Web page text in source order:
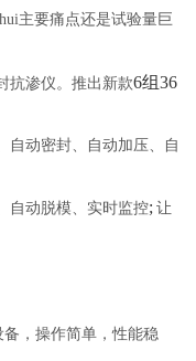
主要痛点还是试验量巨
抗渗仪。推出新款6组36
自动密封、自动加压、自
自动脱模、实时监控; 让
，操作简单，性能稳